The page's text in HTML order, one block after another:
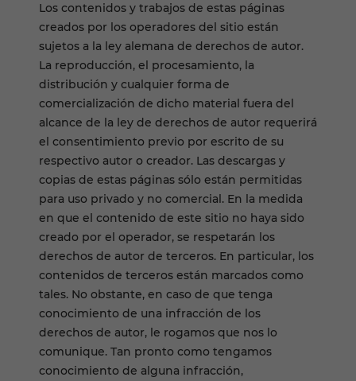
Los contenidos y trabajos de estas páginas
creados por los operadores del sitio están
sujetos a la ley alemana de derechos de autor.
La reproducción, el procesamiento, la
distribución y cualquier forma de
comercialización de dicho material fuera del
alcance de la ley de derechos de autor requerirá
el consentimiento previo por escrito de su
respectivo autor o creador. Las descargas y
copias de estas páginas sólo están permitidas
para uso privado y no comercial. En la medida
en que el contenido de este sitio no haya sido
creado por el operador, se respetarán los
derechos de autor de terceros. En particular, los
contenidos de terceros están marcados como
tales. No obstante, en caso de que tenga
conocimiento de una infracción de los
derechos de autor, le rogamos que nos lo
comunique. Tan pronto como tengamos
conocimiento de alguna infracción,